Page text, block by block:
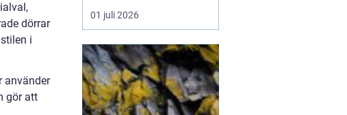
dörrar
i
använder
gör att
många fördelar. Du får
lägre elkostnader,
klimatpåverkan och gör
din fastighet mer
attraktiv. Samtidigt finns
det lokala
01 juli 2026